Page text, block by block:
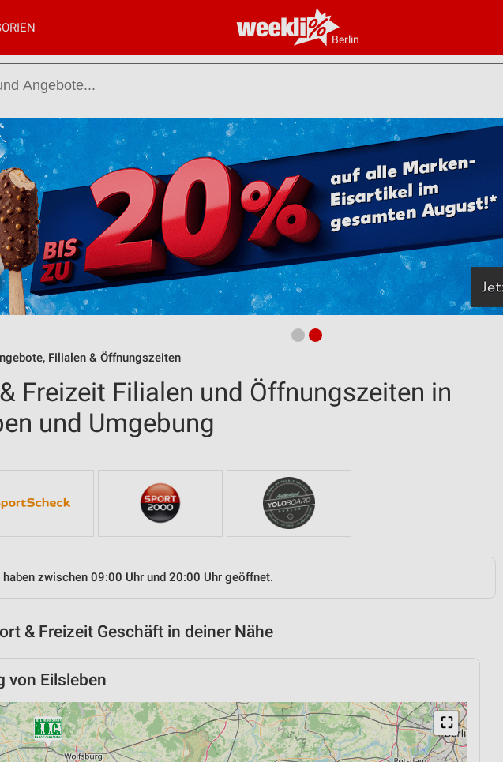
Berlin
Filialen & Öffnungszeiten
Freizeit Filialen und Öffnungszeiten in
und Umgebung
zwischen 09:00 Uhr und 20:00 Uhr geöffnet.
& Freizeit Geschäft in deiner Nähe
von Eilsleben
⛶